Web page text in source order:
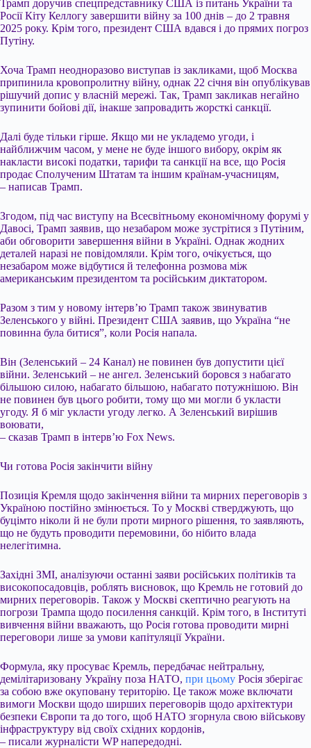
Трамп доручив спецпредставнику США із питань України та
Росії Кіту Келлогу завершити війну за 100 днів – до 2 травня
2025 року. Крім того, президент США вдався і до прямих погроз
Путіну.
Хоча Трамп неодноразово виступав із закликами, щоб Москва
припинила кровопролитну війну, однак 22 січня він опублікував
рішучий допис у власній мережі. Так, Трамп закликав негайно
зупинити бойові дії, інакше запровадить жорсткі санкції.
Далі буде тільки гірше. Якщо ми не укладемо угоди, і
найближчим часом, у мене не буде іншого вибору, окрім як
накласти високі податки, тарифи та санкції на все, що Росія
продає Сполученим Штатам та іншим країнам-учасницям,
– написав Трамп.
Згодом, під час виступу на Всесвітньому економічному форумі у
Давосі, Трамп заявив, що незабаром може зустрітися з Путіним,
аби обговорити завершення війни в Україні. Однак жодних
деталей наразі не повідомляли. Крім того, очікується, що
незабаром може відбутися й телефонна розмова між
американським президентом та російським диктатором.
Разом з тим у новому інтерв’ю Трамп також звинуватив
Зеленського у війні. Президент США заявив, що Україна “не
повинна була битися”, коли Росія напала.
Він (Зеленський – 24 Канал) не повинен був допустити цієї
війни. Зеленський – не ангел. Зеленський боровся з набагато
більшою силою, набагато більшою, набагато потужнішою. Він
не повинен був цього робити, тому що ми могли б укласти
угоду. Я б міг укласти угоду легко. А Зеленський вирішив
воювати,
– сказав Трамп в інтерв’ю Fox News.
Чи готова Росія закінчити війну
Позиція Кремля щодо закінчення війни та мирних переговорів з
Україною постійно змінюється. То у Москві стверджують, що
буцімто ніколи й не були проти мирного рішення, то заявляють,
що не будуть проводити перемовини, бо нібито влада
нелегітимна.
Західні ЗМІ, аналізуючи останні заяви російських політиків та
високопосадовців, роблять висновок, що Кремль не готовий до
мирних переговорів. Також у Москві скептично реагують на
погрози Трампа щодо посилення санкцій. Крім того, в Інституті
вивчення війни вважають, що Росія готова проводити мирні
переговори лише за умови капітуляції України.
Формула, яку просуває Кремль, передбачає нейтральну,
демілітаризовану Україну поза НАТО, при цьому Росія зберігає
за собою вже окуповану територію. Це також може включати
вимоги Москви щодо ширших переговорів щодо архітектури
безпеки Європи та до того, щоб НАТО згорнула свою військову
інфраструктуру від своїх східних кордонів,
– писали журналісти WP напередодні.